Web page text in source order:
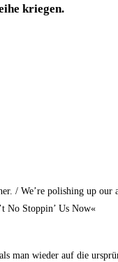
kriegen.
/ We’­re poli­shing up our
No Stop­pin’ Us Now«
man wie­der auf die